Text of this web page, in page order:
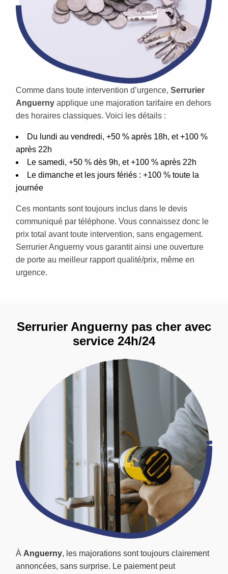
Comme dans toute intervention d’urgence, Serrurier
Anguerny applique une majoration tarifaire en dehors
des horaires classiques. Voici les détails :
Du lundi au vendredi, +50 % après 18h, et +100 %
après 22h
Le samedi, +50 % dès 9h, et +100 % après 22h
Le dimanche et les jours fériés : +100 % toute la
journée
Ces montants sont toujours inclus dans le devis
communiqué par téléphone. Vous connaissez donc le
prix total avant toute intervention, sans engagement.
Serrurier Anguerny vous garantit ainsi une ouverture
de porte au meilleur rapport qualité/prix, même en
urgence.
À Anguerny, les majorations sont toujours clairement
annoncées, sans surprise. Le paiement peut
Serrurier Anguerny pas cher avec
service 24h/24